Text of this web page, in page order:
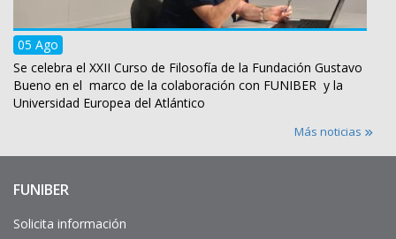
05 Ago
Se celebra el XXII Curso de Filosofía de la Fundación Gustavo
Bueno en el marco de la colaboración con FUNIBER y la
Universidad Europea del Atlántico
Más noticias
Enlaces
interés
FUNIBER
Solicita información